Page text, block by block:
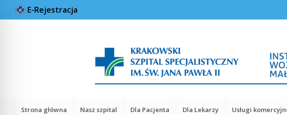
E-Rejestracja
Strona główna Nasz szpital Dla Pacjenta Dla Lekarzy Usługi